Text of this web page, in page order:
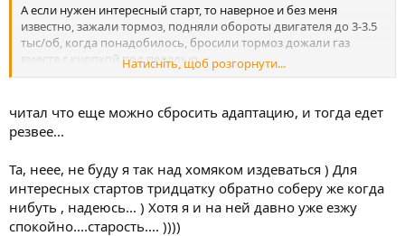
А если нужен интересный старт, то наверное и без меня
известно, зажали тормоз, подняли обороты двигателя до 3-3.5
тыс/об, когда понадобилось, бросили тормоз дожали газ
вместе с кнопкой под педалью....
Натисніть, щоб розгорнути...
читал что еще можно сбросить адаптацию, и тогда едет
резвее...
Та, неее, не буду я так над хомяком издеваться ) Для
интересных стартов тридцатку обратно соберу же когда
нибуть , надеюсь... ) Хотя я и на ней давно уже езжу
спокойно....старость.... ))))